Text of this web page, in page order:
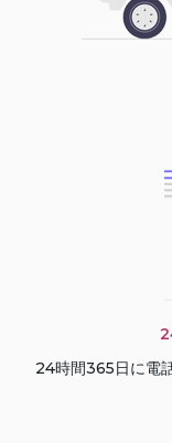
24時間365日に電